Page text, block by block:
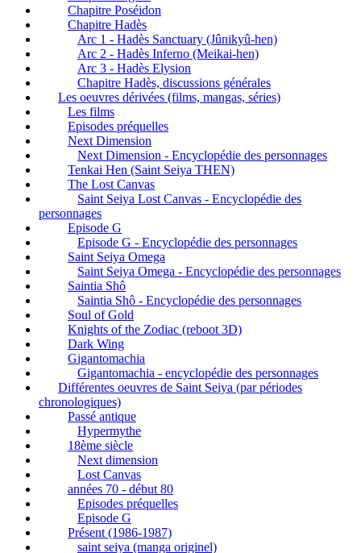
Chapitre Poséidon
Chapitre Hadès
Arc 1 - Hadès Sanctuary (Jûnikyû-hen)
Arc 2 - Hadès Inferno (Meikai-hen)
Arc 3 - Hadès Elysion
Chapitre Hadès, discussions générales
Les oeuvres dérivées (films, mangas, séries)
Les films
Episodes préquelles
Next Dimension
Next Dimension - Encyclopédie des personnages
Tenkai Hen (Saint Seiya THEN)
The Lost Canvas
Saint Seiya Lost Canvas - Encyclopédie des
personnages
Episode G
Episode G - Encyclopédie des personnages
Saint Seiya Omega
Saint Seiya Omega - Encyclopédie des personnages
Saintia Shô
Saintia Shô - Encyclopédie des personnages
Soul of Gold
Knights of the Zodiac (reboot 3D)
Dark Wing
Gigantomachia
Gigantomachia - encyclopédie des personnages
Différentes oeuvres de Saint Seiya (par périodes
chronologiques)
Passé antique
Hypermythe
18ème siècle
Next dimension
Lost Canvas
années 70 - début 80
Episodes préquelles
Episode G
Présent (1986-1987)
saint seiya (manga originel)